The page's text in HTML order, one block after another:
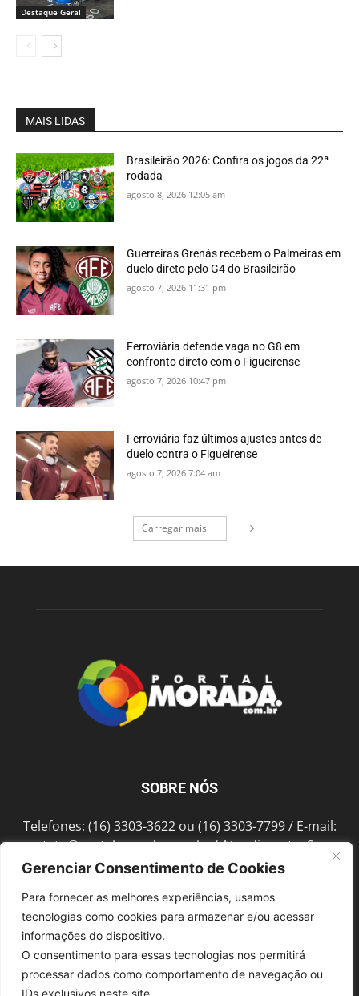
Gerenciar Consentimento de Cookies
Para fornecer as melhores experiências, usamos
tecnologias como cookies para armazenar e/ou acessar
informações do dispositivo.
O consentimento para essas tecnologias nos permitirá
processar dados como comportamento de navegação ou
IDs exclusivos neste site.
Destaque Geral
MAIS LIDAS
Brasileirão 2026: Confira os jogos da 22ª
rodada
agosto 8, 2026 12:05 am
Guerreiras Grenás recebem o Palmeiras em
duelo direto pelo G4 do Brasileirão
agosto 7, 2026 11:31 pm
Ferroviária defende vaga no G8 em
confronto direto com o Figueirense
agosto 7, 2026 10:47 pm
Ferroviária faz últimos ajustes antes de
duelo contra o Figueirense
agosto 7, 2026 7:04 am
Carregar mais
SOBRE NÓS
Telefones: (16) 3303-3622 ou (16) 3303-7799 / E-mail:
contato@portalmorada.com.br/ Atendimento: Seg a
Sex das 8h às 18h / Endereço: Av. Bento de Abreu, 889
SIGA-NOS